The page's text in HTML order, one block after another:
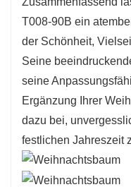
T008-90B ein
der Schönheit,
Seine
seine
Ergänzung Ihrer
dazu bei,
festlichen Jahreszeit